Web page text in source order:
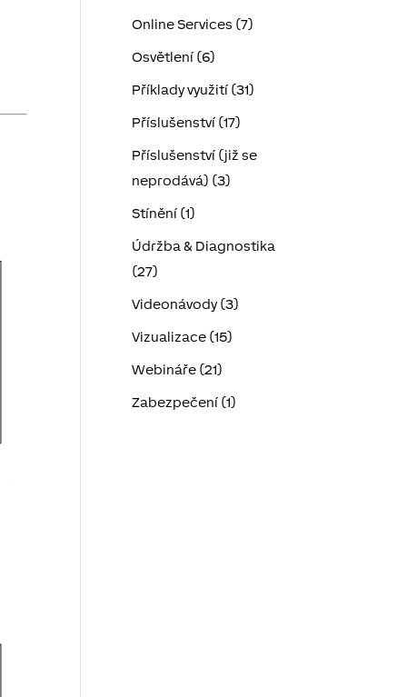
Online Services (7)
Osvětlení (6)
Příklady využití (31)
Příslušenství (17)
Příslušenství (již se
neprodává) (3)
Stínění (1)
Údržba & Diagnostika
(27)
Videonávody (3)
Vizualizace (15)
Webináře (21)
Zabezpečení (1)